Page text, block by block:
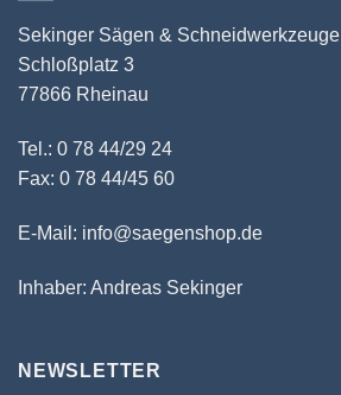
Sekinger Sägen & Schneidwerkzeuge
Schloßplatz 3
77866 Rheinau
Tel.: 0 78 44/29 24
Fax: 0 78 44/45 60
E-Mail: info@saegenshop.de
Inhaber: Andreas Sekinger
NEWSLETTER